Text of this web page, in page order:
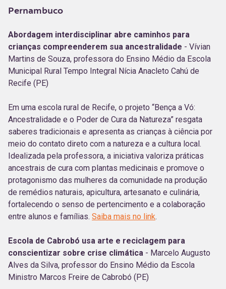
Pernambuco
Abordagem interdisciplinar abre caminhos para
crianças compreenderem sua ancestralidade - Vívian
Martins de Souza, professora do Ensino Médio da Escola
Municipal Rural Tempo Integral Nícia Anacleto Cahú de
Recife (PE)
Em uma escola rural de Recife, o projeto “Bença a Vó:
Ancestralidade e o Poder de Cura da Natureza” resgata
saberes tradicionais e apresenta as crianças à ciência por
meio do contato direto com a natureza e a cultura local.
Idealizada pela professora, a iniciativa valoriza práticas
ancestrais de cura com plantas medicinais e promove o
protagonismo das mulheres da comunidade na produção
de remédios naturais, apicultura, artesanato e culinária,
fortalecendo o senso de pertencimento e a colaboração
entre alunos e famílias. Saiba mais no link.
Escola de Cabrobó usa arte e reciclagem para
conscientizar sobre crise climática - Marcelo Augusto
Alves da Silva, professor do Ensino Médio da Escola
Ministro Marcos Freire de Cabrobó (PE)